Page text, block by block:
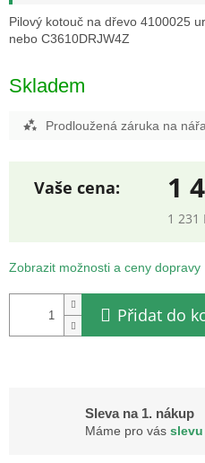
Pilový kotouč na dřevo 4100025
nebo C3610DRJW4Z
Skladem
Prodloužená záruka na
1
1 231
cena:
Zobrazit možnosti a ceny dopravy
Přidat do
Sleva na 1. nákup
Máme pro vás slevu